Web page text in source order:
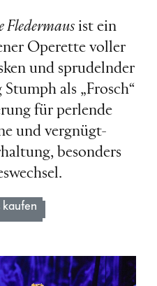
Fledermaus ist ein
Operette voller
und sprudelnder
als „Frosch“
für perlende
und vergnügt-
besonders
kaufen